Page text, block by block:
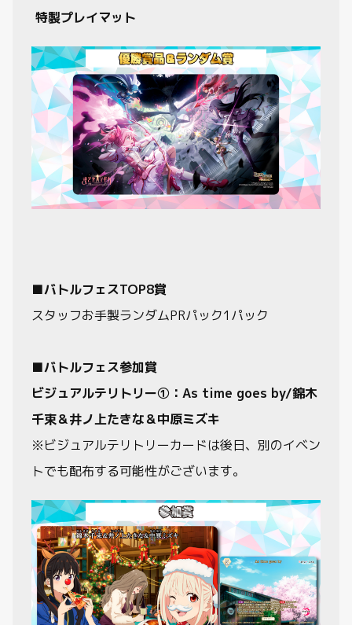
特製プレイマット
■バトルフェスTOP8賞
スタッフお手製ランダムPRパック1パック
■バトルフェス参加賞
ビジュアルテリトリー①：As time goes by/錦木
千束＆井ノ上たきな＆中原ミズキ
※ビジュアルテリトリーカードは後日、別のイベン
トでも配布する可能性がございます。